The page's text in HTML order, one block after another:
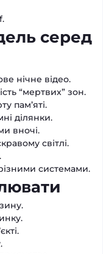
серед
нічне відео.
“мертвих” зон.
пам’яті.
ділянки.
вночі.
світлі.
системами.